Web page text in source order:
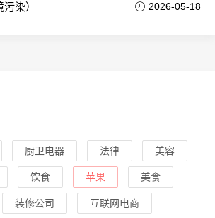
染）
2026-05-18
厨卫电器 法律 美容
饮食 苹果 美食
装修公司 互联网电商